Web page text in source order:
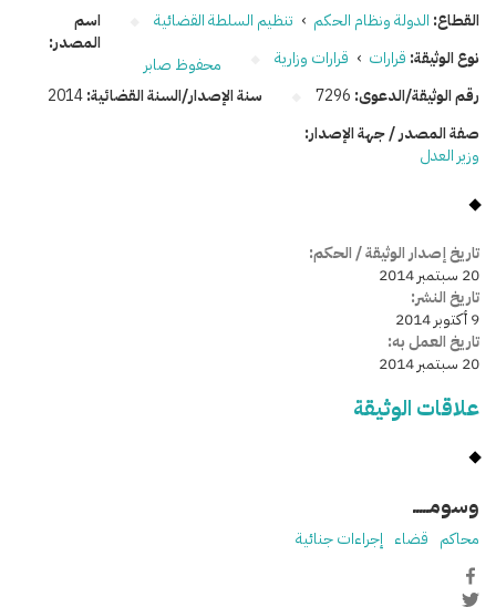
القطاع: الدولة ونظام الحكم › تنظيم السلطة القضائية
نوع الوثيقة: قرارات › قرارات وزارية
رقم الوثيقة/الدعوى: 7296 سنة الإصدار/السنة القضائية:2014
اسم
المصدر:
محفوظ صابر
صفة المصدر / جهة الإصدار:
وزير العدل
تاريخ إصدار الوثيقة / الحكم:
20 سبتمبر 2014
تاريخ النشر:
9 أكتوبر 2014
تاريخ العمل به:
20 سبتمبر 2014
علاقات الوثيقة
وسومـــــ
محاكم قضاء إجراءات جنائية